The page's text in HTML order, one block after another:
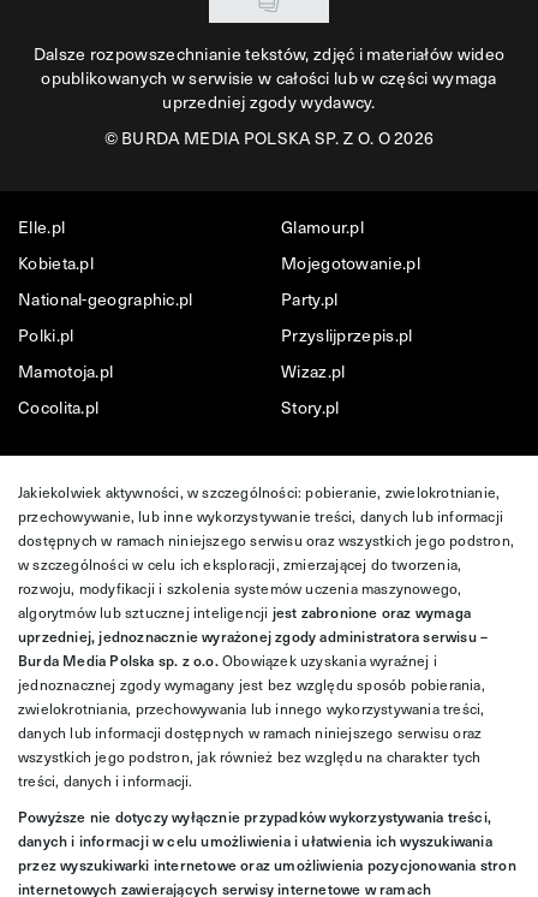
Dalsze rozpowszechnianie tekstów, zdjęć i materiałów wideo
opublikowanych w serwisie w całości lub w części wymaga
uprzedniej zgody wydawcy.
©BURDA MEDIA POLSKA SP. Z O. O 2026
Elle.pl
Glamour.pl
Kobieta.pl
Mojegotowanie.pl
National-geographic.pl
Party.pl
Polki.pl
Przyslijprzepis.pl
Mamotoja.pl
Wizaz.pl
Cocolita.pl
Story.pl
Jakiekolwiek aktywności, w szczególności: pobieranie, zwielokrotnianie,
przechowywanie, lub inne wykorzystywanie treści, danych lub informacji
dostępnych w ramach niniejszego serwisu oraz wszystkich jego podstron,
w szczególności w celu ich eksploracji, zmierzającej do tworzenia,
rozwoju, modyfikacji i szkolenia systemów uczenia maszynowego,
algorytmów lub sztucznej inteligencji jest zabronione oraz wymaga
uprzedniej, jednoznacznie wyrażonej zgody administratora serwisu –
Burda Media Polska sp. z o.o.Obowiązek uzyskania wyraźnej i
jednoznacznej zgody wymagany jest bez względu sposób pobierania,
zwielokrotniania, przechowywania lub innego wykorzystywania treści,
danych lub informacji dostępnych w ramach niniejszego serwisu oraz
wszystkich jego podstron, jak również bez względu na charakter tych
treści, danych i informacji.
Powyższe nie dotyczy wyłącznie przypadków wykorzystywania treści,
danych i informacji w celu umożliwienia i ułatwienia ich wyszukiwania
przez wyszukiwarki internetowe oraz umożliwienia pozycjonowania stron
internetowych zawierających serwisy internetowe w ramach